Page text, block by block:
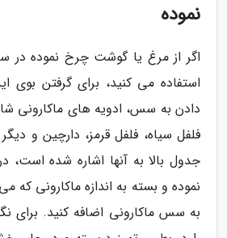
نموده
اگر از مرغ یا گوشت چرخ نموده در
استفاده می کنید، برای گرفتن
دادن به سس، ادویه های ماکارونی
فلفل سیاه، فلفل قرمز، دارچین و
جدول بالا به آنها اشاره شده است،
نموده و بسته به اندازه ماکارونی که
به سس ماکارونی اضافه کنید. برای